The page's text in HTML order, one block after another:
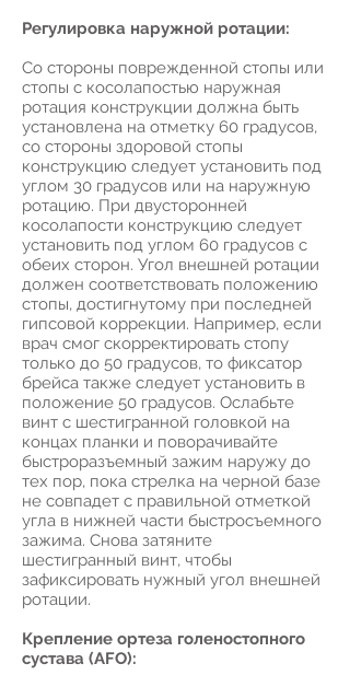
Регулировка наружной ротации:
Со стороны поврежденной стопы или
стопы с косолапостью наружная
ротация конструкции должна быть
установлена на отметку 60 градусов,
со стороны здоровой стопы
конструкцию следует установить под
углом 30 градусов или на наружную
ротацию. При двусторонней
косолапости конструкцию следует
установить под углом 60 градусов с
обеих сторон. Угол внешней ротации
должен соответствовать положению
стопы, достигнутому при последней
гипсовой коррекции. Например, если
врач смог скорректировать стопу
только до 50 градусов, то фиксатор
брейса также следует установить в
положение 50 градусов. Ослабьте
винт с шестигранной головкой на
концах планки и поворачивайте
быстроразъемный зажим наружу до
тех пор, пока стрелка на черной базе
не совпадет с правильной отметкой
угла в нижней части быстросъемного
зажима. Снова затяните
шестигранный винт, чтобы
зафиксировать нужный угол внешней
ротации.
Крепление ортеза голеностопного
сустава (AFO):